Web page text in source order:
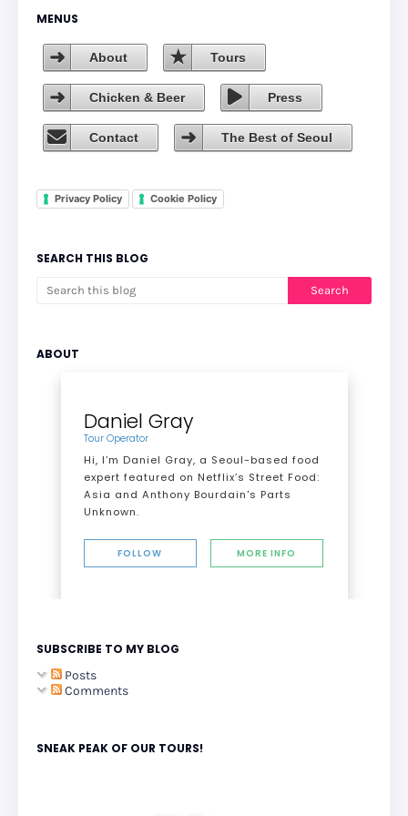
MENUS
About Tours
Chicken & Beer Press
Contact The Best of Seoul
Privacy Policy Cookie Policy
SEARCH THIS BLOG
ABOUT
Daniel Gray
Tour Operator
Hi, I’m Daniel Gray, a Seoul-based food
expert featured on Netflix’s Street Food:
Asia and Anthony Bourdain's Parts
Unknown.
FOLLOW MORE INFO
SUBSCRIBE TO MY BLOG
Posts
Comments
SNEAK PEAK OF OUR TOURS!